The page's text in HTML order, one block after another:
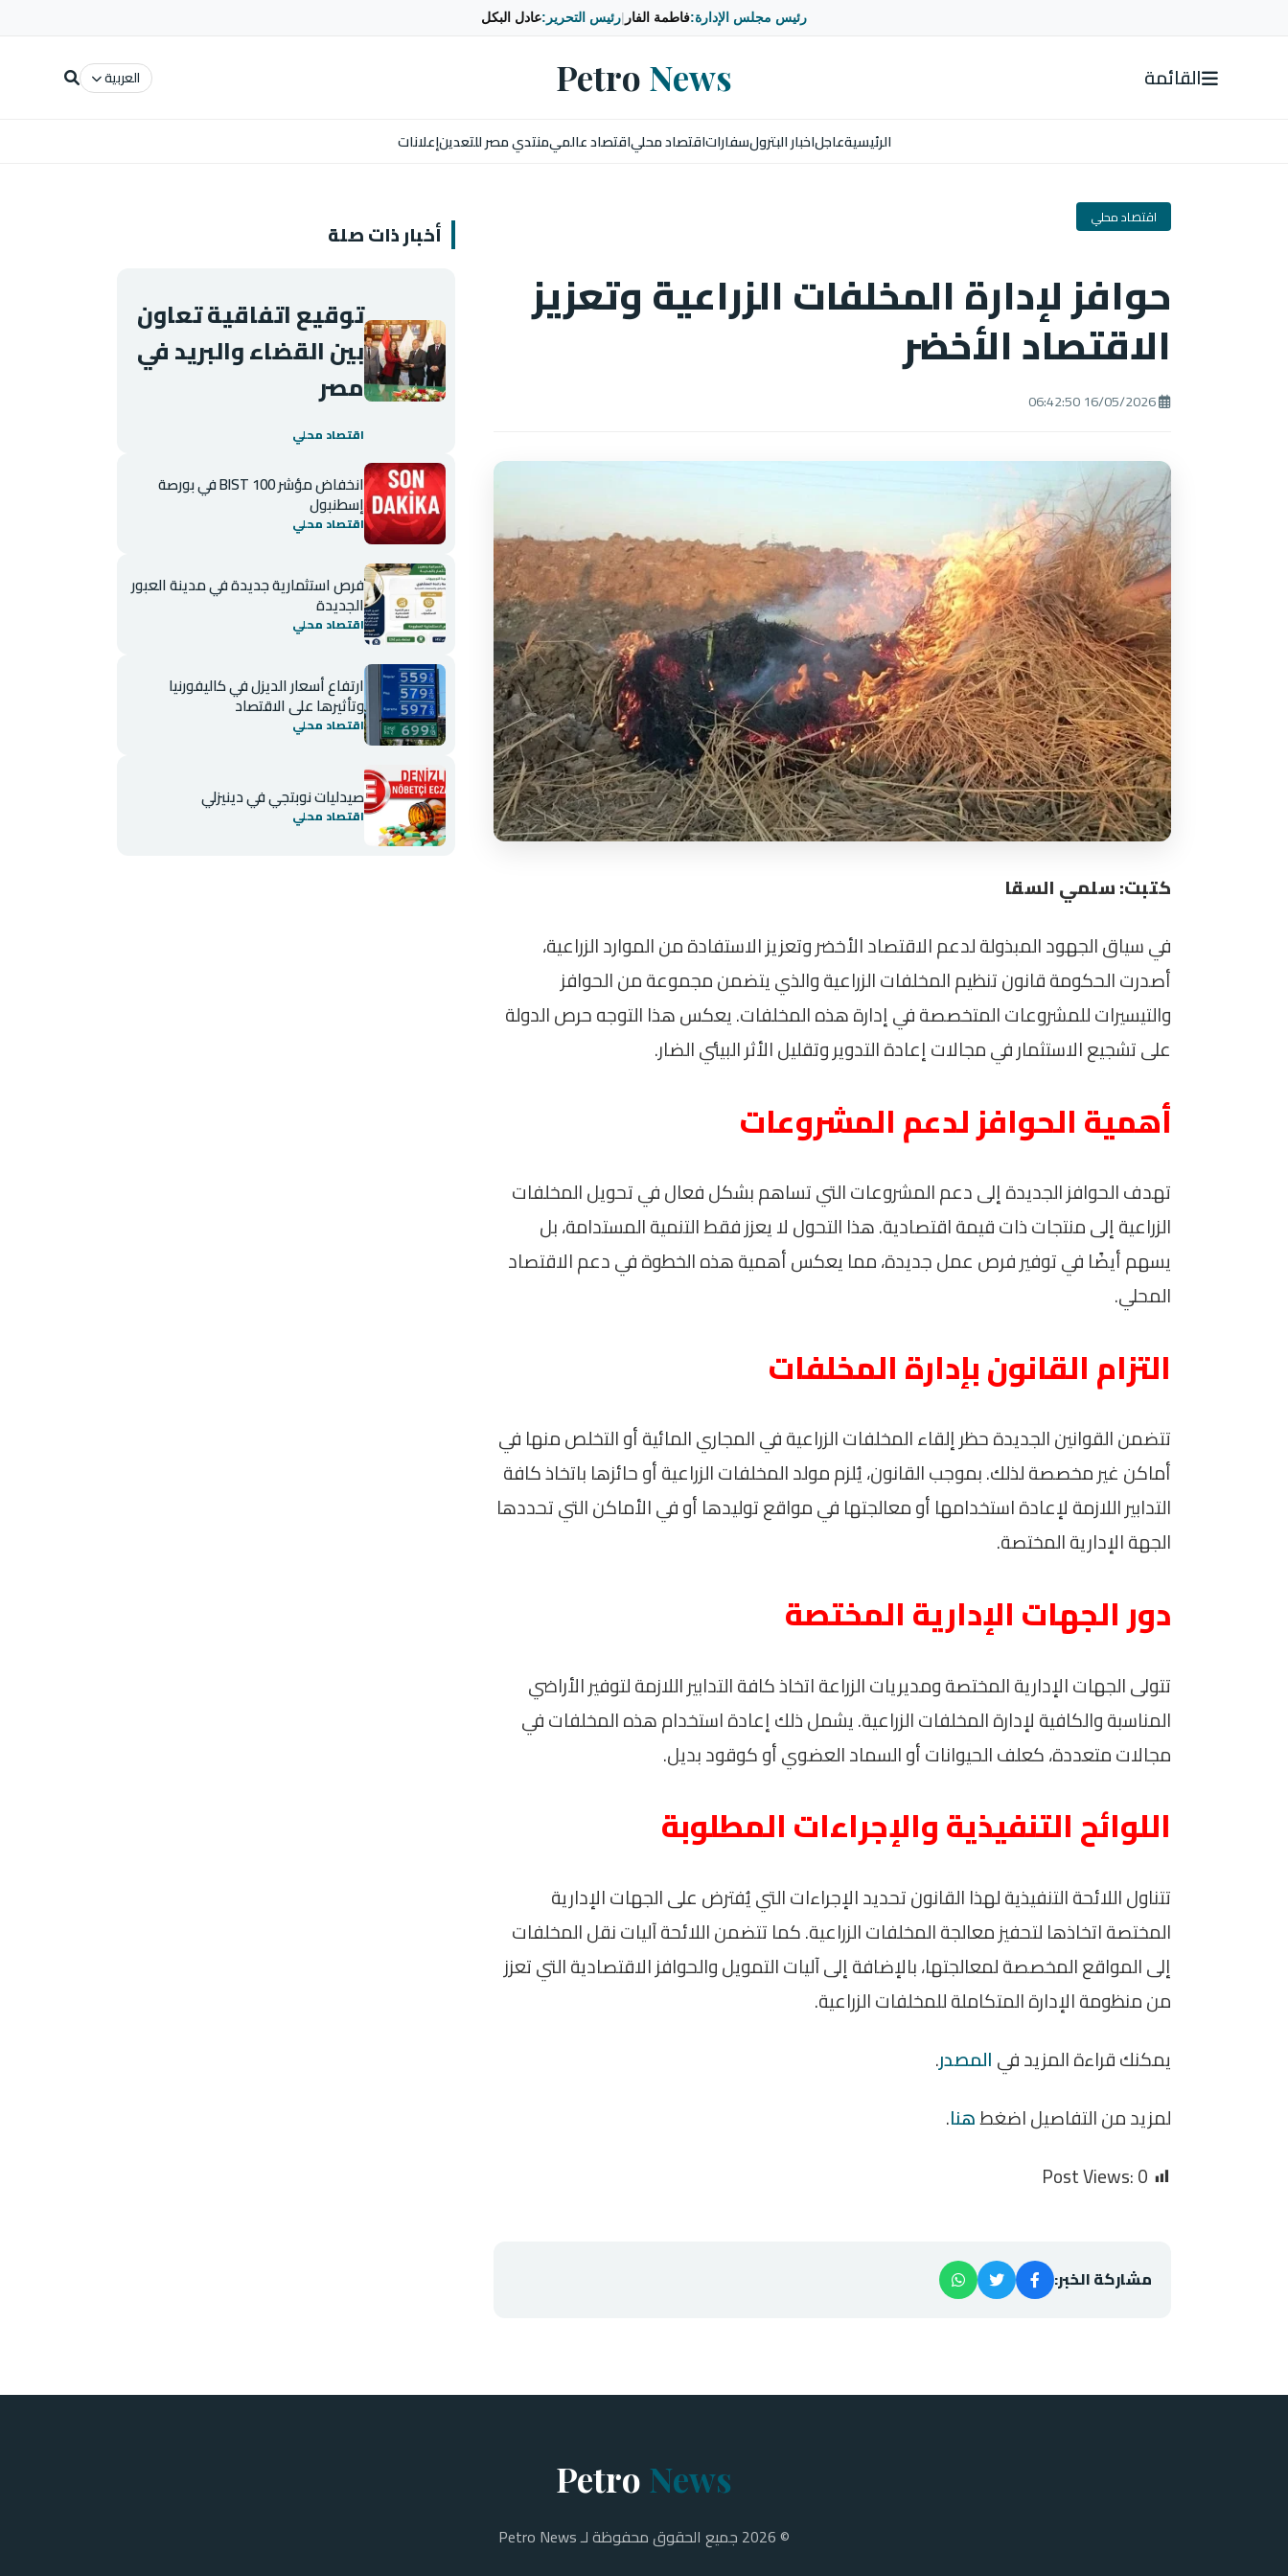
رئيس مجلس الإدارة:فاطمة الفار رئيس التحرير:عادل البكل
القائمة Petro News العربية
الرئيسيةعاجلاخبار البترولسفاراتاقتصاد محلياقتصاد عالميمنتدي مصر للتعدينإعلانات
اقتصاد محلي
حوافز لإدارة المخلفات الزراعية وتعزيز
الاقتصاد الأخضر
كتبت: سلمي السقا
في سياق الجهود المبذولة لدعم الاقتصاد الأخضر وتعزيز الاستفادة من الموارد الزراعية،
أصدرت الحكومة قانون تنظيم المخلفات الزراعية والذي يتضمن مجموعة من الحوافز
والتيسيرات للمشروعات المتخصصة في إدارة هذه المخلفات. يعكس هذا التوجه حرص الدولة
على تشجيع الاستثمار في مجالات إعادة التدوير وتقليل الأثر البيئي الضار.
أهمية الحوافز لدعم المشروعات
تهدف الحوافز الجديدة إلى دعم المشروعات التي تساهم بشكل فعال في تحويل المخلفات
الزراعية إلى منتجات ذات قيمة اقتصادية. هذا التحول لا يعزز فقط التنمية المستدامة، بل
يسهم أيضًا في توفير فرص عمل جديدة، مما يعكس أهمية هذه الخطوة في دعم الاقتصاد
المحلي.
التزام القانون بإدارة المخلفات
تتضمن القوانين الجديدة حظر إلقاء المخلفات الزراعية في المجاري المائية أو التخلص منها في
أماكن غير مخصصة لذلك. بموجب القانون، يُلزم مولد المخلفات الزراعية أو حائزها باتخاذ كافة
التدابير اللازمة لإعادة استخدامها أو معالجتها في مواقع توليدها أو في الأماكن التي تحددها
الجهة الإدارية المختصة.
دور الجهات الإدارية المختصة
تتولى الجهات الإدارية المختصة ومديريات الزراعة اتخاذ كافة التدابير اللازمة لتوفير الأراضي
المناسبة والكافية لإدارة المخلفات الزراعية. يشمل ذلك إعادة استخدام هذه المخلفات في
مجالات متعددة، كعلف الحيوانات أو السماد العضوي أو كوقود بديل.
اللوائح التنفيذية والإجراءات المطلوبة
تتناول اللائحة التنفيذية لهذا القانون تحديد الإجراءات التي يُفترض على الجهات الإدارية
المختصة اتخاذها لتحفيز معالجة المخلفات الزراعية. كما تتضمن اللائحة آليات نقل المخلفات
إلى المواقع المخصصة لمعالجتها، بالإضافة إلى آليات التمويل والحوافز الاقتصادية التي تعزز
من منظومة الإدارة المتكاملة للمخلفات الزراعية.
يمكنك قراءة المزيد فيالمصدر.
لمزيد من التفاصيل اضغطهنا.
Post Views:0
مشاركة الخبر:
أخبار ذات صلة
توقيع اتفاقية تعاون
بين القضاء والبريد في
مصر
اقتصاد محلي
انخفاض مؤشر BIST 100 في بورصة
إسطنبول
اقتصاد محلي
فرص استثمارية جديدة في مدينة العبور
الجديدة
اقتصاد محلي
ارتفاع أسعار الديزل في كاليفورنيا
وتأثيرها على الاقتصاد
اقتصاد محلي
صيدليات نوبتجي في دينيزلي
اقتصاد محلي
Petro News
© 2026 جميع الحقوق محفوظة لـ Petro News